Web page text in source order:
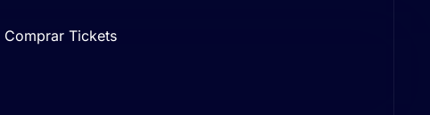
Comprar Tickets